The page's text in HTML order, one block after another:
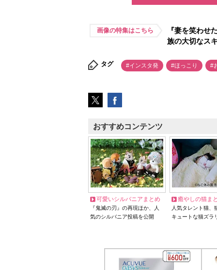
画像の特集はこちら
『妻を笑わ
族の大切なス
タグ #インスタ発 #ほっこり #
おすすめコンテンツ
可愛いシルバニアまとめ
『鬼滅の刃』の再現ほか、人
気のシルバニア投稿を公開
癒やしの猫ま
人気タレント猫
キュートな猫ズラ